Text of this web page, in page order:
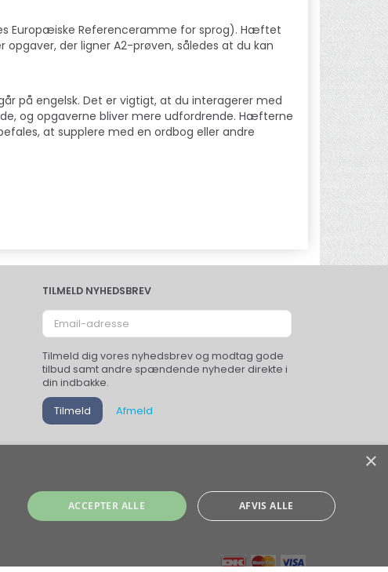
Europæiske Referenceramme for sprog). Hæftet
der ligner A2-prøven, således at du kan
på engelsk. Det er vigtigt, at du interagerer med
og opgaverne bliver mere udfordrende. Hæfterne
at supplere med en ordbog eller andre
TILMELD NYHEDSBREV
Email-
adresse
Tilmeld dig vores nyhedsbrev og modtag gode
tilbud samt andre spændende nyheder direkte i
din indbakke.
Tilmeld Afmeld
×
ACCEPTER ALLE AFVIS ALLE